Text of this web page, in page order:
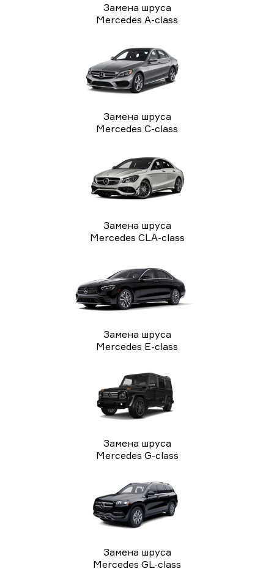
Замена шруса
Mercedes A-class
Замена шруса
Mercedes C-class
Замена шруса
Mercedes CLA-class
Замена шруса
Mercedes E-class
Замена шруса
Mercedes G-class
Замена шруса
Mercedes GL-class